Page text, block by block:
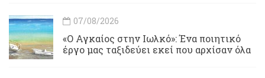
07/08/2026
«Ο Αγκαίος στην Ιωλκό»: Ένα ποιητικό
έργο μας ταξιδεύει εκεί που αρχίσαν όλα